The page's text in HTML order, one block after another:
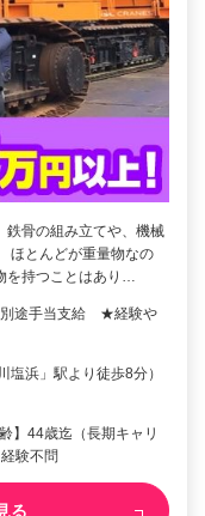
鉄骨の組み立てや、機械
ほとんどが重量物なの
を持つことはあり…
別途手当支給 ★経験や
浜」駅より徒歩8分）
】44歳迄（長期キャリ
験不問
る